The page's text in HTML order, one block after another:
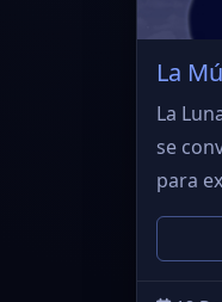
La
La
se
para